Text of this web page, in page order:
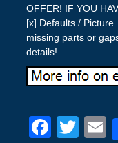
OFFER! IF YOU
[x] Defaults /
missing parts or
details!
F
T
E